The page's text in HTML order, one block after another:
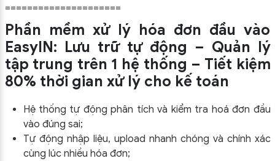
=====================
Phần mềm xử lý hóa đơn đầu vào
EasyIN: Lưu trữ tự động – Quản lý
tập trung trên 1 hệ thống – Tiết kiệm
80% thời gian xử lý cho kế toán
Hệ thống tự động phân tích và kiểm tra hoá đơn đầu
vào đúng sai;
Tự động nhập liệu, upload nhanh chóng và chính xác
cùng lúc nhiều hóa đơn;